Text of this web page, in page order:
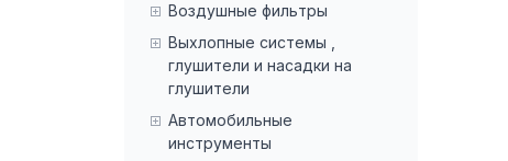
Воздушные фильтры
Выхлопные системы ,
глушители и насадки на
глушители
Автомобильные
инструменты